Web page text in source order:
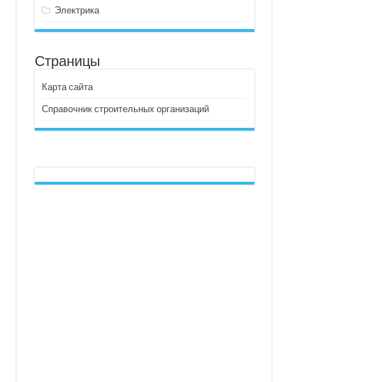
Электрика
Страницы
Карта сайта
Справочник строительных организаций